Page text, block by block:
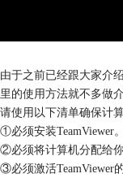
由于之前已经跟大家介
里的使用方法就不多做
请使用以下清单确保计
①必须安装TeamViewer。
②必须将计算机分配给你
③必须激活TeamViewer